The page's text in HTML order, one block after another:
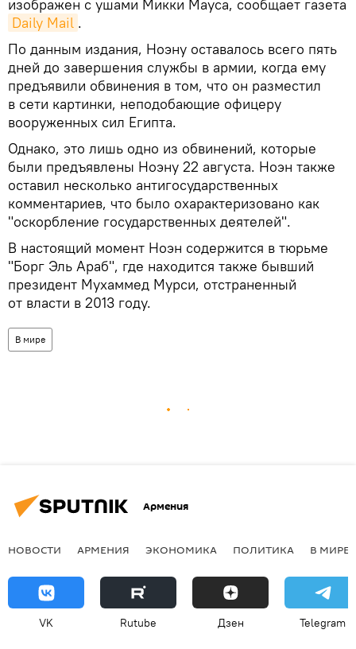
изображен с ушами Микки Мауса, сообщает газета
Daily Mail .
По данным издания, Ноэну оставалось всего пять
дней до завершения службы в армии, когда ему
предъявили обвинения в том, что он разместил
в сети картинки, неподобающие офицеру
вооруженных сил Египта.
Однако, это лишь одно из обвинений, которые
были предъявлены Ноэну 22 августа. Ноэн также
оставил несколько антигосударственных
комментариев, что было охарактеризовано как
"оскорбление государственных деятелей".
В настоящий момент Ноэн содержится в тюрьме
"Борг Эль Араб", где находится также бывший
президент Мухаммед Мурси, отстраненный
от власти в 2013 году.
В мире
Армения
НОВОСТИ АРМЕНИЯ ЭКОНОМИКА ПОЛИТИКА В МИРЕ
VK Rutube Дзен Telegram